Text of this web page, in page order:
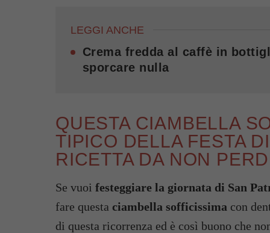
LEGGI ANCHE
Crema fredda al caffè in
sporcare nulla
QUESTA CIAMBELLA
TIPICO DELLA FESTA
RICETTA DA NON
Se vuoi festeggiare la giornata di San
fare questa ciambella sofficissima con
di questa ricorrenza ed è così buono che